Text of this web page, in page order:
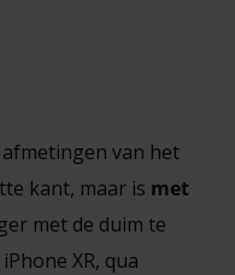
van het
kant, maar is met
met de duim te
XR, qua